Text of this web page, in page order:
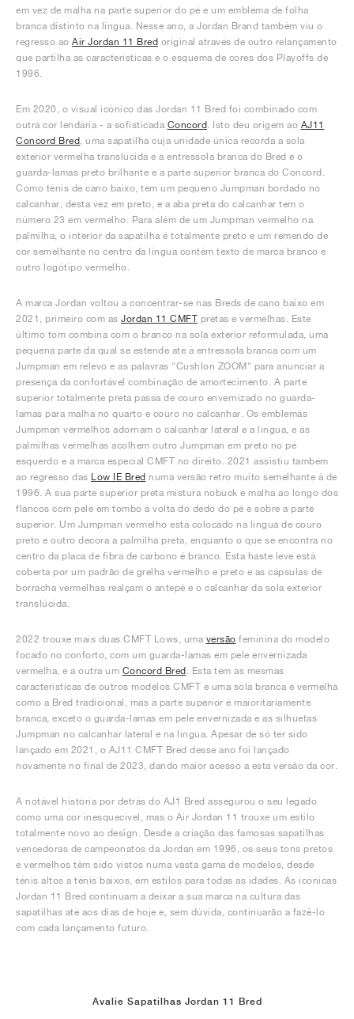
em vez de malha na parte superior do pé e um emblema de folha
branca distinto na língua. Nesse ano, a Jordan Brand também viu o
regresso ao Air Jordan 11 Bred original através de outro relançamento
que partilha as características e o esquema de cores dos Playoffs de
1996.
Em 2020, o visual icónico das Jordan 11 Bred foi combinado com
outra cor lendária - a sofisticada Concord. Isto deu origem ao AJ11
Concord Bred, uma sapatilha cuja unidade única recorda a sola
exterior vermelha translúcida e a entressola branca do Bred e o
guarda-lamas preto brilhante e a parte superior branca do Concord.
Como ténis de cano baixo, tem um pequeno Jumpman bordado no
calcanhar, desta vez em preto, e a aba preta do calcanhar tem o
número 23 em vermelho. Para além de um Jumpman vermelho na
palmilha, o interior da sapatilha é totalmente preto e um remendo de
cor semelhante no centro da língua contém texto de marca branco e
outro logótipo vermelho.
A marca Jordan voltou a concentrar-se nas Breds de cano baixo em
2021, primeiro com as Jordan 11 CMFT pretas e vermelhas. Este
último tom combina com o branco na sola exterior reformulada, uma
pequena parte da qual se estende até à entressola branca com um
Jumpman em relevo e as palavras "Cushlon ZOOM" para anunciar a
presença da confortável combinação de amortecimento. A parte
superior totalmente preta passa de couro envernizado no guarda-
lamas para malha no quarto e couro no calcanhar. Os emblemas
Jumpman vermelhos adornam o calcanhar lateral e a língua, e as
palmilhas vermelhas acolhem outro Jumpman em preto no pé
esquerdo e a marca especial CMFT no direito. 2021 assistiu também
ao regresso das Low IE Bred numa versão retro muito semelhante à de
1996. A sua parte superior preta mistura nobuck e malha ao longo dos
flancos com pele em tombo à volta do dedo do pé e sobre a parte
superior. Um Jumpman vermelho está colocado na língua de couro
preto e outro decora a palmilha preta, enquanto o que se encontra no
centro da placa de fibra de carbono é branco. Esta haste leve está
coberta por um padrão de grelha vermelho e preto e as cápsulas de
borracha vermelhas realçam o antepé e o calcanhar da sola exterior
translúcida.
2022 trouxe mais duas CMFT Lows, uma versão feminina do modelo
focado no conforto, com um guarda-lamas em pele envernizada
vermelha, e a outra um Concord Bred. Esta tem as mesmas
características de outros modelos CMFT e uma sola branca e vermelha
como a Bred tradicional, mas a parte superior é maioritariamente
branca, exceto o guarda-lamas em pele envernizada e as silhuetas
Jumpman no calcanhar lateral e na língua. Apesar de só ter sido
lançado em 2021, o AJ11 CMFT Bred desse ano foi lançado
novamente no final de 2023, dando maior acesso a esta versão da cor.
A notável história por detrás do AJ1 Bred assegurou o seu legado
como uma cor inesquecível, mas o Air Jordan 11 trouxe um estilo
totalmente novo ao design. Desde a criação das famosas sapatilhas
vencedoras de campeonatos da Jordan em 1996, os seus tons pretos
e vermelhos têm sido vistos numa vasta gama de modelos, desde
ténis altos a ténis baixos, em estilos para todas as idades. As icónicas
Jordan 11 Bred continuam a deixar a sua marca na cultura das
sapatilhas até aos dias de hoje e, sem dúvida, continuarão a fazê-lo
com cada lançamento futuro.
Avalie Sapatilhas Jordan 11 Bred